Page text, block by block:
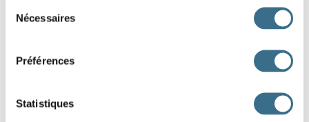
Nécessaires
Préférences
Statistiques